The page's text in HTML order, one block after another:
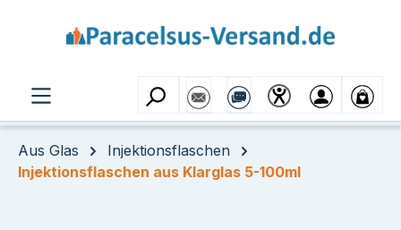
Aus Glas
Injektionsflaschen
Injektionsflaschen aus Klarglas 5-100ml